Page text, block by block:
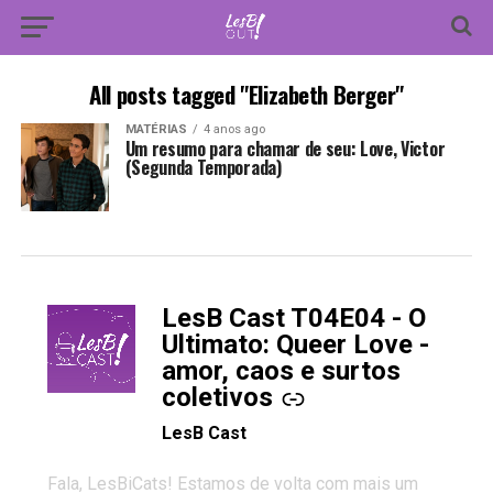
All posts tagged "Elizabeth Berger"
MATÉRIAS 4 anos ago
Um resumo para chamar de seu: Love, Victor
(Segunda Temporada)
LesB Cast T04E04 - O
Ultimato: Queer Love -
amor, caos e surtos
coletivos
-
LesB Cast
Fala, LesBiCats! Estamos de volta com mais um